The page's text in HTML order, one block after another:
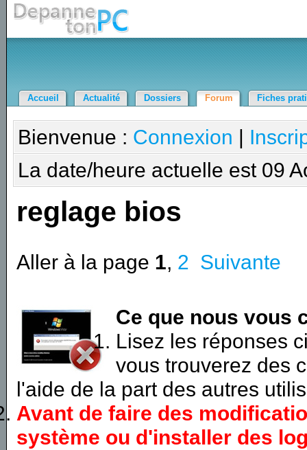
Accueil Actualité Dossiers Forum Fiches
Bienvenue : Connexion |
La date/heure actuelle est 09
reglage bios
Aller à la page 1, 2 Suivante
Ce que nous vous
Lisez les réponses
vous trouverez des
l'aide de la part des autres
Avant de faire des
système ou d'installer des